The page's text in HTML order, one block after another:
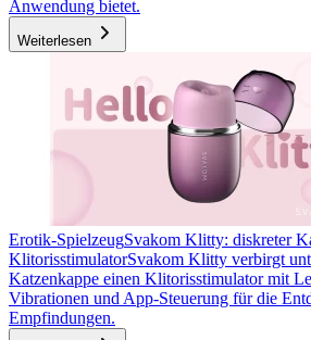
Anwendung bietet.
Weiterlesen
Erotik-SpielzeugSvakom Klitty: diskreter
KlitorisstimulatorSvakom Klitty verbirgt
Katzenkappe einen Klitorisstimulator mit
Vibrationen und App-Steuerung für die
Empfindungen.